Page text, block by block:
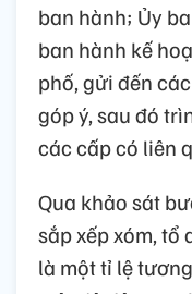
ban hành; Ủy
ban hành kế
phố, gửi đến
góp ý, sau đó
các cấp có liên
Qua khảo sát
sắp xếp xóm, tổ
là một tỉ lệ